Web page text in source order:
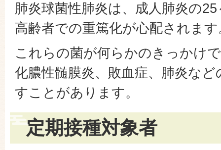
肺炎球菌性肺炎は、成人肺炎の
高齢者での重篤化が心配されます
これらの菌が何らかのきっかけ
化膿性髄膜炎、敗血症、肺炎な
すことがあります。
定期接種対象者